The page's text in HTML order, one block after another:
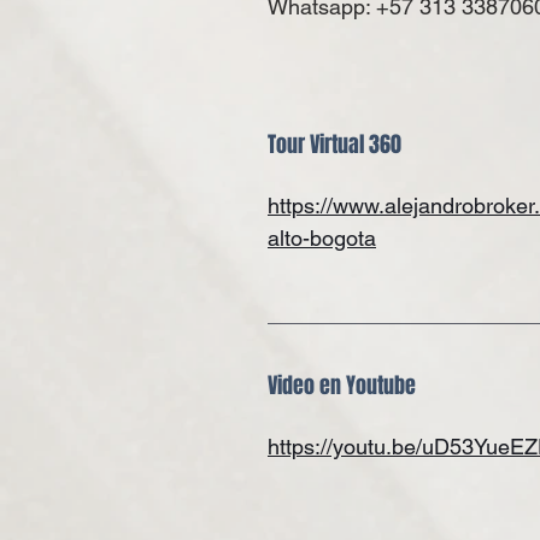
Whatsapp: +57 313
Tour Virtual 360
https://
alto-bogota
Video en Youtube
https://youtu.be/